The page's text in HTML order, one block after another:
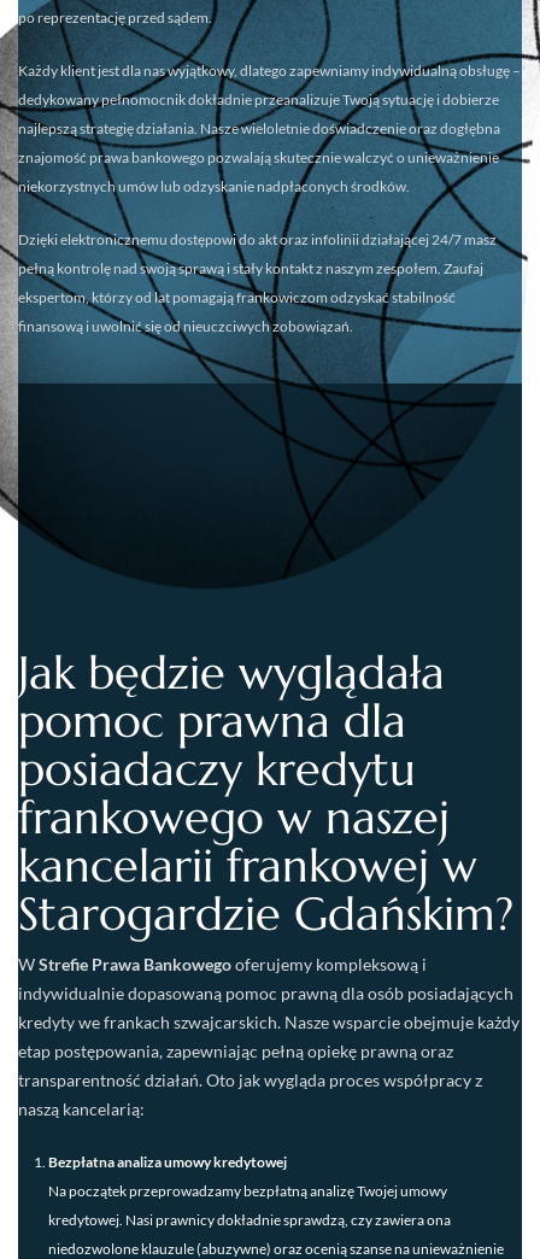
po reprezentację przed sądem.
Każdy klient jest dla nas wyjątkowy, dlatego zapewniamy indywidualną obsługę –
dedykowany pełnomocnik dokładnie przeanalizuje Twoją sytuację i dobierze
najlepszą strategię działania. Nasze wieloletnie doświadczenie oraz dogłębna
znajomość prawa bankowego pozwalają skutecznie walczyć o unieważnienie
niekorzystnych umów lub odzyskanie nadpłaconych środków.
Dzięki elektronicznemu dostępowi do akt oraz infolinii działającej 24/7 masz
pełną kontrolę nad swoją sprawą i stały kontakt z naszym zespołem. Zaufaj
ekspertom, którzy od lat pomagają frankowiczom odzyskać stabilność
finansową i uwolnić się od nieuczciwych zobowiązań.
Jak będzie wyglądała
pomoc prawna dla
posiadaczy kredytu
frankowego w naszej
kancelarii frankowej w
Starogardzie Gdańskim?
WStrefie Prawa Bankowegooferujemy kompleksową i
indywidualnie dopasowaną pomoc prawną dla osób posiadających
kredyty we frankach szwajcarskich. Nasze wsparcie obejmuje każdy
etap postępowania, zapewniając pełną opiekę prawną oraz
transparentność działań. Oto jak wygląda proces współpracy z
naszą kancelarią:
Bezpłatna analiza umowy kredytowej
Na początek przeprowadzamy bezpłatną analizę Twojej umowy
kredytowej. Nasi prawnicy dokładnie sprawdzą, czy zawiera ona
niedozwolone klauzule (abuzywne) oraz ocenią szanse na unieważnienie